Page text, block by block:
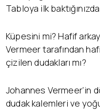
Tabloya ilk
Küpesini mi? Hafif
Vermeer tarafından
çizilen dudakları mı?
Johannes Vermeer’in
dudak kalemleri ve